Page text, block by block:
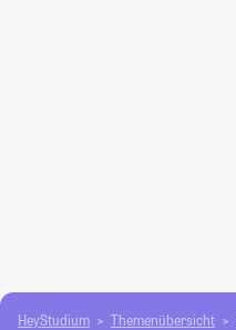
HeyStudium Themenübersicht